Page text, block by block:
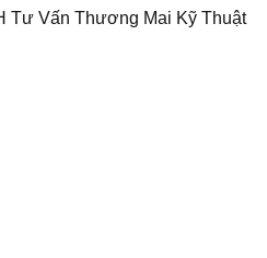
Tư Vấn Thương Mai Kỹ Thuật